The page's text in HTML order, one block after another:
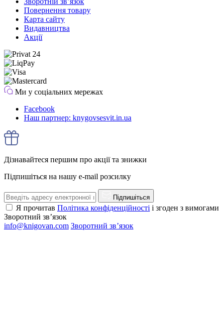
Повернення товару
Карта сайту
Видавництва
Акції
Ми у соціальних мережах
Facebook
Наш партнер: knygovsesvit.in.ua
Дізнавайтеся першим про акції та знижки
Підпишіться на нашу e-mail розсилку
Підпишіться
Я прочитав Політика конфіденційності і згоден з вимогами
Зворотний зв’язок
info@knigovan.com Зворотний зв’язок